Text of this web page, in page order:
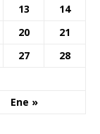
Ene »
13
14
20
21
27
28